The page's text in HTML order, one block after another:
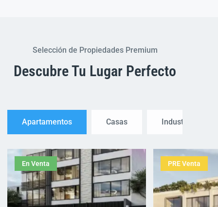
Selección de Propiedades Premium
Descubre Tu Lugar Perfecto
Apartamentos Casas Industrial
En Venta PRE Venta